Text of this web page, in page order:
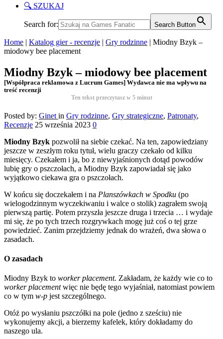
🔍 SZUKAJ
Search for: Search Button
Home | Katalog gier - recenzje | Gry rodzinne | Miodny Bzyk –
miodowy bee placement
Miodny Bzyk – miodowy bee placement
[Współpraca reklamowa z Lucrum Games] Wydawca nie ma wpływu na
treść recenzji
Ten tekst przeczytasz w 5 minut
Posted by: Ginet in Gry rodzinne, Gry strategiczne, Patronaty,
Recenzje 25 września 2023 0
Miodny Bzyk pozwolił na siebie czekać. Na ten, zapowiedziany
jeszcze w zeszłym roku tytuł, wielu graczy czekało od kilku
miesięcy. Czekałem i ja, bo z niewyjaśnionych dotąd powodów
lubię gry o pszczołach, a Miodny Bzyk zapowiadał się jako
wyjątkowo ciekawa gra o pszczołach.
W końcu się doczekałem i na Planszówkach w Spodku (po
wielogodzinnym wyczekiwaniu i walce o stolik) zagrałem swoją
pierwszą partię. Potem przyszła jeszcze druga i trzecia … i wydaje
mi się, że po tych trzech rozgrywkach mogę już coś o tej grze
powiedzieć. Zanim przejdziemy jednak do wrażeń, dwa słowa o
zasadach.
O zasadach
Miodny Bzyk to worker placement. Zakładam, że każdy wie co to
worker placementwięc nie będę tego wyjaśniał, natomiast powiem
co w tym w-p jest szczególnego.
Otóż po wysłaniu pszczółki na pole (jedno z sześciu) nie
wykonujemy akcji, a bierzemy kafelek, który dokładamy do
naszego ula.